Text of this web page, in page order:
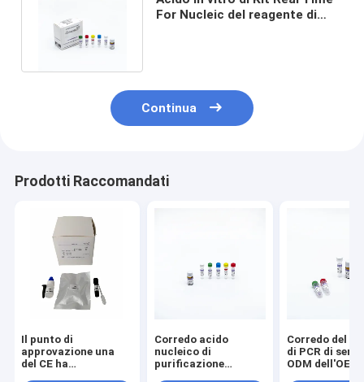
For Nucleic del reagente di
Continua
Prodotti Raccomandati
Il punto di
approvazione una
del CE ha
Corredo acido
nucleico di
purificazione
Corredo del
di PCR di
ODM dell'OEM